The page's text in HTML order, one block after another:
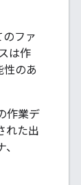
ファ
は作
性のあ
作業デ
れた出